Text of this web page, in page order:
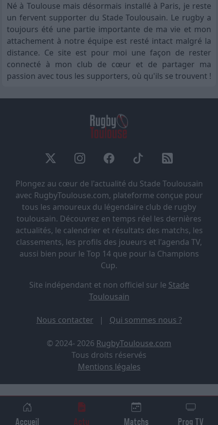
Né à Toulouse mais désormais installé à Paris, je reste
un fervent supporter du Stade Toulousain. Le rugby a
toujours été une partie importante de ma vie et mon
attachement à notre équipe est resté intact malgré la
distance. Ce site est pour moi une façon de rester
connecté à mon club de cœur et de partager ma
passion avec tous les supporters, où qu'ils se trouvent !
Plongez au cœur de l'actualité du Stade Toulousain
avec RugbyToulouse.com, plateforme conçue pour
tous les amoureux du légendaire club de rugby
toulousain. Découvrez en temps réel les dernières
actualités, le calendrier et résultats des matchs, les
classements, les profils des joueurs et l'agenda TV,
aussi bien pour le Top 14 que pour la Champions
Cup.
Site indépendant et non officiel sur le Stade
Toulousain
Nous contacter | Qui sommes nous ?
© 2024- 2026 RugbyToulouse.com
Tous droits réservés
Mentions légales
Accueil Actu Matchs Prog TV